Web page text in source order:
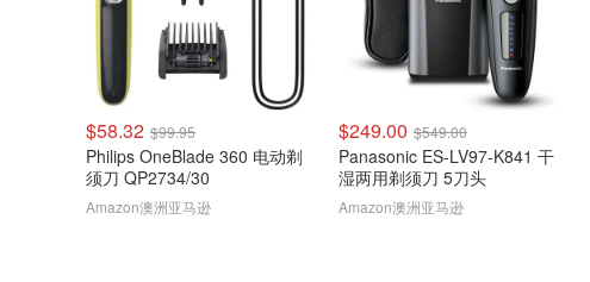
$58.32 $99.95
Philips OneBlade 360 电动剃
须刀 QP2734/30
Amazon澳洲亚马逊
$249.00 $549.00
Panasonic ES-LV97-K841 干
湿两用剃须刀 5刀头
Amazon澳洲亚马逊